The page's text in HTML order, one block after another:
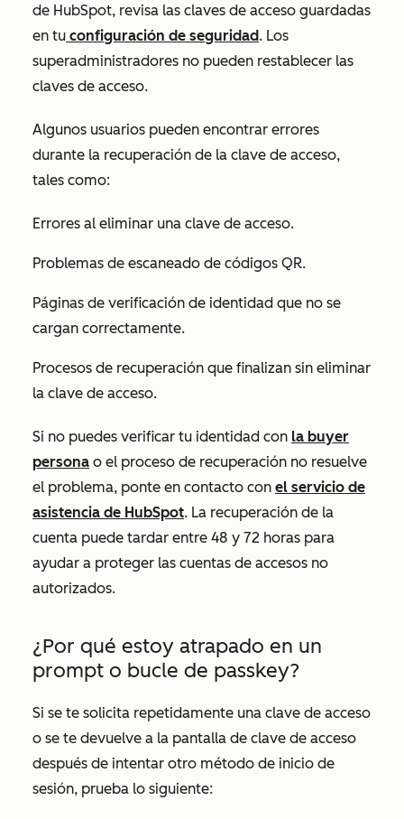
de HubSpot, revisa las claves de acceso guardadas
en tu configuración de seguridad. Los
superadministradores no pueden restablecer las
claves de acceso.
Algunos usuarios pueden encontrar errores
durante la recuperación de la clave de acceso,
tales como:
Errores al eliminar una clave de acceso.
Problemas de escaneado de códigos QR.
Páginas de verificación de identidad que no se
cargan correctamente.
Procesos de recuperación que finalizan sin eliminar
la clave de acceso.
Si no puedes verificar tu identidad con la buyer
persona o el proceso de recuperación no resuelve
el problema, ponte en contacto con el servicio de
asistencia de HubSpot. La recuperación de la
cuenta puede tardar entre 48 y 72 horas para
ayudar a proteger las cuentas de accesos no
autorizados.
¿Por qué estoy atrapado en un
prompt o bucle de passkey?
Si se te solicita repetidamente una clave de acceso
o se te devuelve a la pantalla de clave de acceso
después de intentar otro método de inicio de
sesión, prueba lo siguiente: